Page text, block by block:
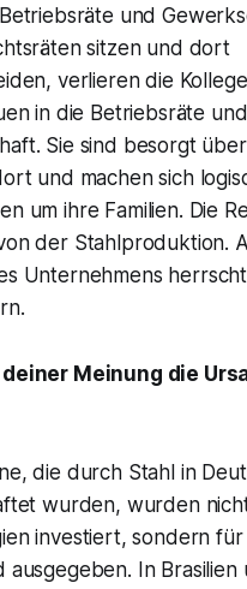
und
sitzen und dort
verlieren die
in die Betriebsräte
Sie sind besorgt
und machen sich
um ihre Familien. Die
der Stahlproduktion.
Unternehmens
Meinung die
die durch Stahl in
wurden, wurden
investiert, sondern
ausgegeben. In Brasilien